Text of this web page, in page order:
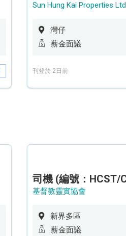
Sun Hung Kai Properties Ltd
灣仔
薪金面議
刊登於 2日前
基督教靈實協會
新界多區
薪金面議